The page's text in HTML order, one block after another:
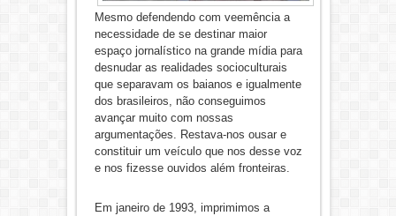
Mesmo defendendo com veemência a
necessidade de se destinar maior
espaço jornalístico na grande mídia para
desnudar as realidades socioculturais
que separavam os baianos e igualmente
dos brasileiros, não conseguimos
avançar muito com nossas
argumentações. Restava-nos ousar e
constituir um veículo que nos desse voz
e nos fizesse ouvidos além fronteiras.
Em janeiro de 1993, imprimimos a